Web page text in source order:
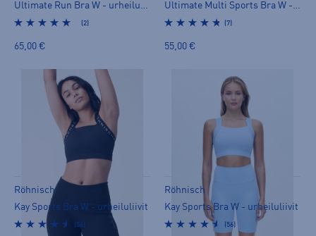
Ultimate Run Bra W - urheiluliivit
(2)
65,00 €
Ultimate Multi Sports Bra W - urheiluliivit
(7)
55,00 €
Röhnisch
Kay Sports Bra W - urheiluliivit
(56)
Röhnisch
Kay Sports Bra W - urheiluliivit
(56)